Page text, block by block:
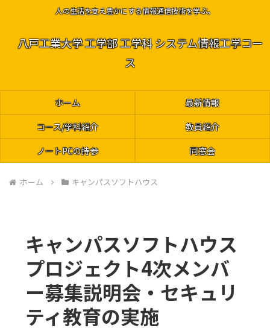
人の生活を支え豊かにする情報通信技術を学ぶ。
八戸工業大学 工学部 工学科 システム情報工学コー
ス
ホーム
最新情報
コース/学科紹介
教員紹介
ノートPCの持参
同窓会
ホーム キャンパスソフトハウス
キャンパスソフトハウス
プロジェクト4次メンバ
ー募集説明会・セキュリ
ティ教育の実施